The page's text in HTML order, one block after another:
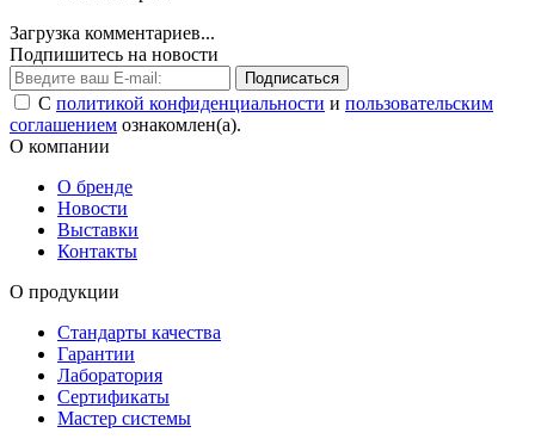
Загрузка комментариев...
Подпишитесь на новости
Подписаться
С политикой конфиденциальности и пользовательским
соглашением ознакомлен(а).
О компании
О бренде
Новости
Выставки
Контакты
О продукции
Стандарты качества
Гарантии
Лаборатория
Сертификаты
Мастер системы